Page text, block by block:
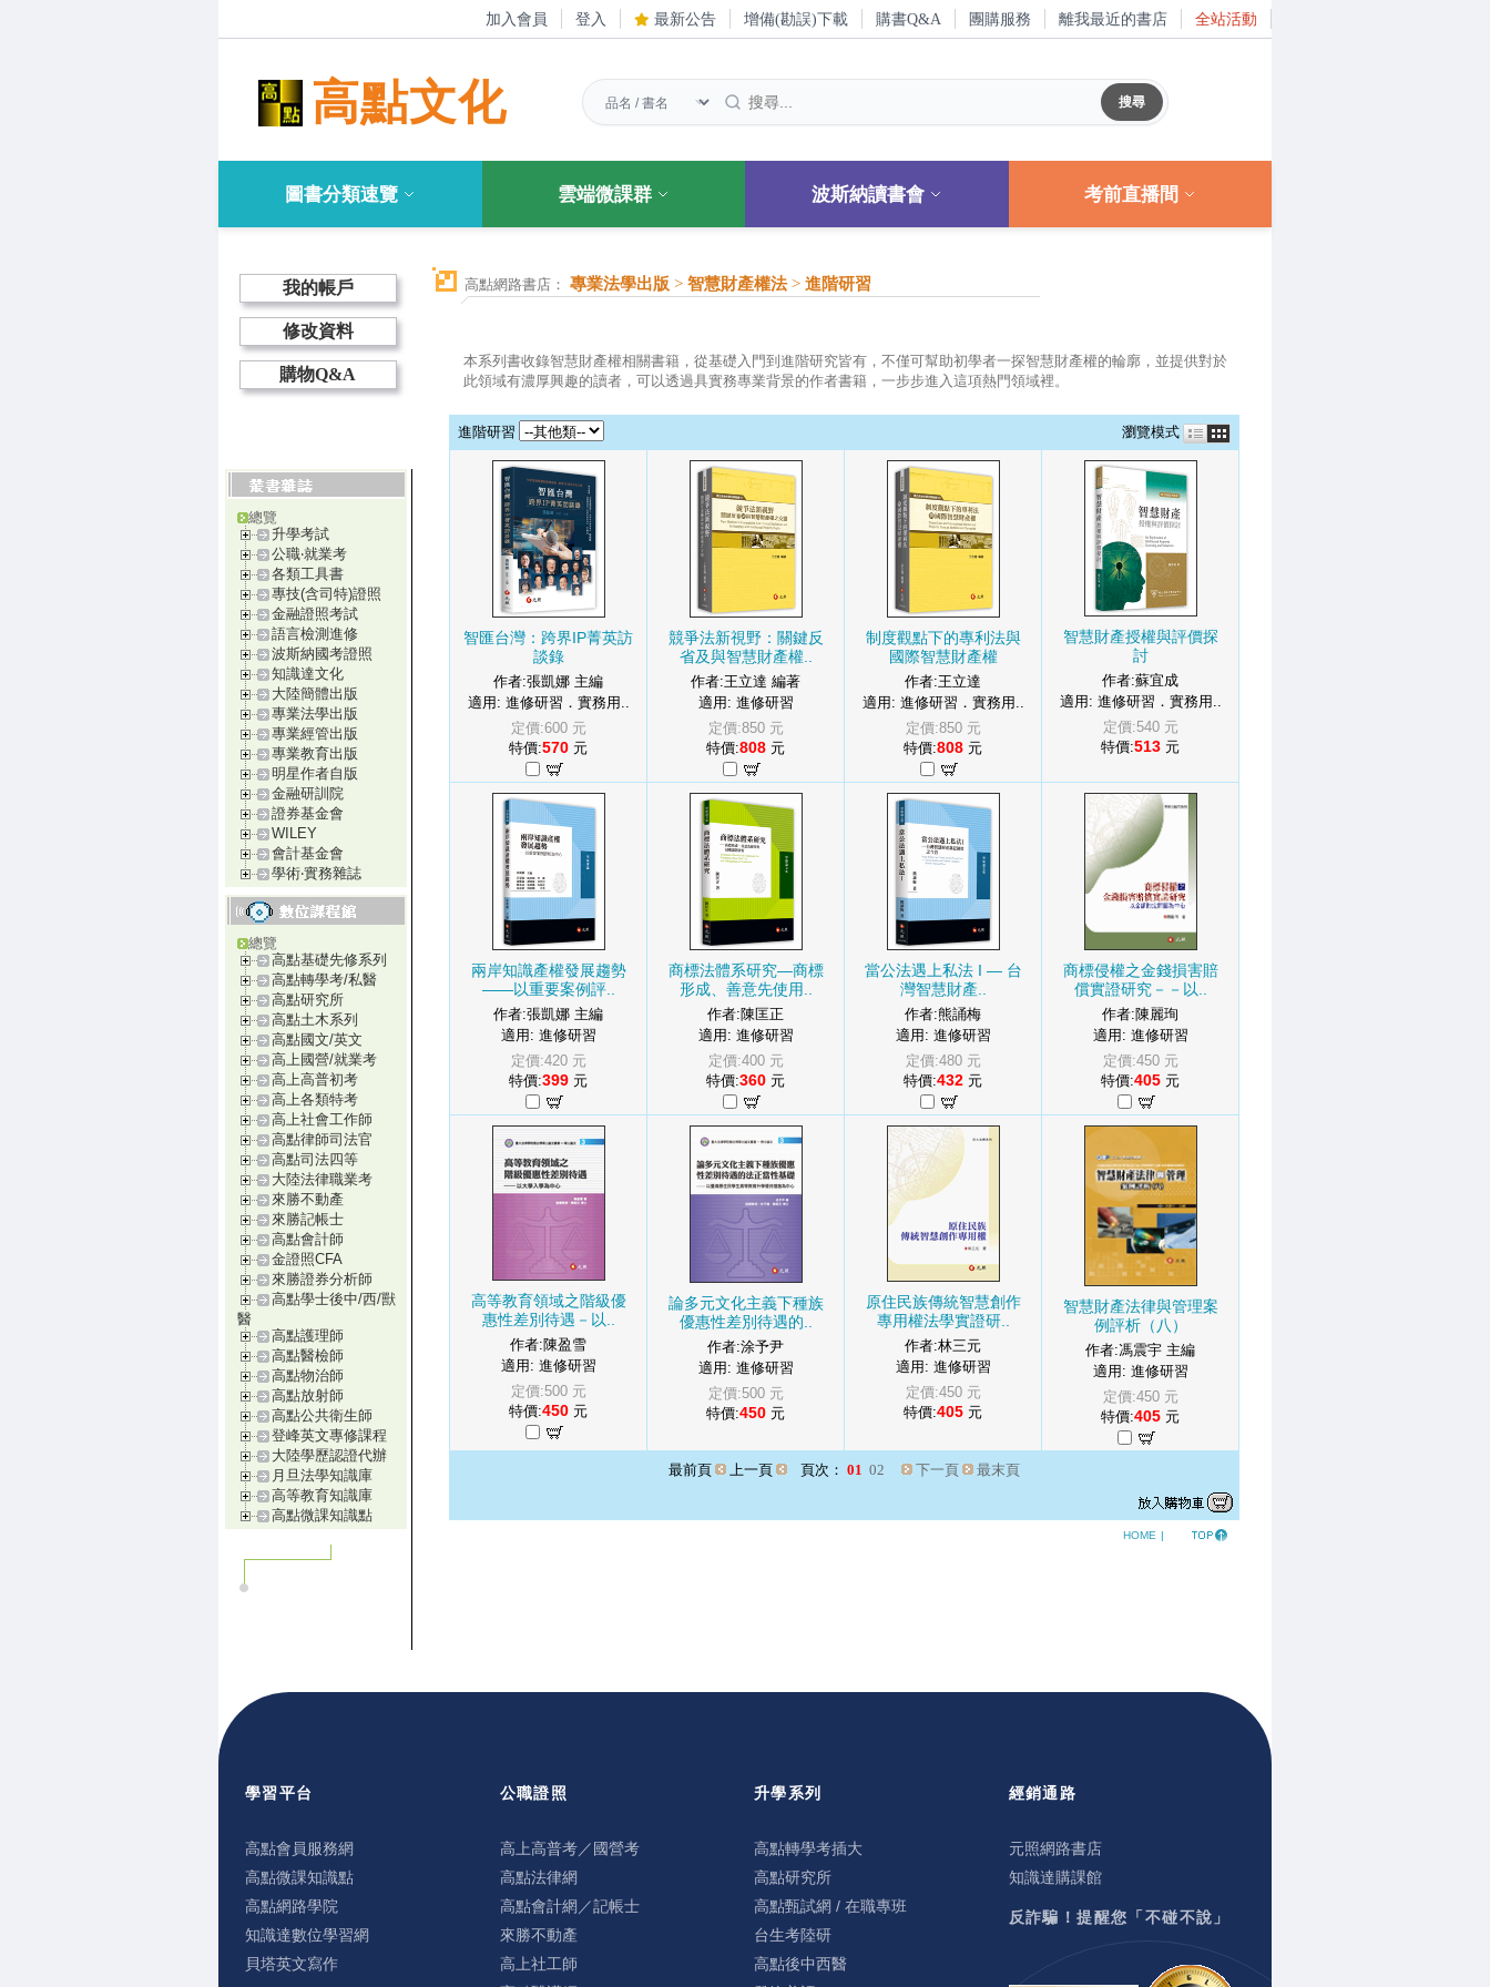
加入會員 登入 最新公告 增備(勘誤)下載 購書Q&A 團購服務 離我最近的書店 全站活動
高點文化
圖書分類速覽 雲端微課群 波斯納讀書會 考前直播間
我的帳戶
修改資料
購物Q&A
總覽
升學考試
公職‧就業考
各類工具書
專技(含司特)證照
金融證照考試
語言檢測進修
波斯納國考證照
知識達文化
大陸簡體出版
專業法學出版
專業經管出版
專業教育出版
明星作者自版
金融研訓院
證券基金會
WILEY
會計基金會
學術‧實務雜誌
總覽
高點基礎先修系列
高點轉學考/私醫
高點研究所
高點土木系列
高點國文/英文
高上國營/就業考
高上高普初考
高上各類特考
高上社會工作師
高點律師司法官
高點司法四等
大陸法律職業考
來勝不動產
來勝記帳士
高點會計師
金證照CFA
來勝證券分析師
高點學士後中/西/獸
醫
高點護理師
高點醫檢師
高點物治師
高點放射師
高點公共衛生師
登峰英文專修課程
大陸學歷認證代辦
月旦法學知識庫
高等教育知識庫
高點微課知識點
高點網路書店： 專業法學出版 > 智慧財產權法 > 進階研習
本系列書收錄智慧財產權相關書籍，從基礎入門到進階研究皆有，不僅可幫助初學者一探智慧財產權的輪廓，並提供對於
此領域有濃厚興趣的讀者，可以透過具實務專業背景的作者書籍，一步步進入這項熱門領域裡。
進階研習 瀏覽模式
智匯台灣：跨界IP菁英訪
談錄
作者:張凱娜 主編
適用: 進修研習．實務用..
定價:600 元
特價:570 元
競爭法新視野：關鍵反
省及與智慧財產權..
作者:王立達 編著
適用: 進修研習
定價:850 元
特價:808 元
制度觀點下的專利法與
國際智慧財產權
作者:王立達
適用: 進修研習．實務用..
定價:850 元
特價:808 元
智慧財產授權與評價探
討
作者:蘇宜成
適用: 進修研習．實務用..
定價:540 元
特價:513 元
兩岸知識產權發展趨勢
——以重要案例評..
作者:張凱娜 主編
適用: 進修研習
定價:420 元
特價:399 元
商標法體系研究—商標
形成、善意先使用..
作者:陳匡正
適用: 進修研習
定價:400 元
特價:360 元
當公法遇上私法 I — 台
灣智慧財產..
作者:熊誦梅
適用: 進修研習
定價:480 元
特價:432 元
商標侵權之金錢損害賠
償實證研究－－以..
作者:陳麗珣
適用: 進修研習
定價:450 元
特價:405 元
高等教育領域之階級優
惠性差別待遇－以..
作者:陳盈雪
適用: 進修研習
定價:500 元
特價:450 元
論多元文化主義下種族
優惠性差別待遇的..
作者:涂予尹
適用: 進修研習
定價:500 元
特價:450 元
原住民族傳統智慧創作
專用權法學實證研..
作者:林三元
適用: 進修研習
定價:450 元
特價:405 元
智慧財產法律與管理案
例評析（八）
作者:馮震宇 主編
適用: 進修研習
定價:450 元
特價:405 元
最前頁 上一頁 頁次： 01 02 下一頁 最末頁
HOME |
學習平台
高點會員服務網
高點微課知識點
高點網路學院
知識達數位學習網
貝塔英文寫作
公職證照
高上高普考／國營考
高點法律網
高點會計網／記帳士
來勝不動產
高上社工師
升學系列
高點轉學考插大
高點研究所
高點甄試網 / 在職專班
台生考陸研
高點後中西醫
經銷通路
元照網路書店
知識達購課館
反詐騙！提醒您「不碰不說」